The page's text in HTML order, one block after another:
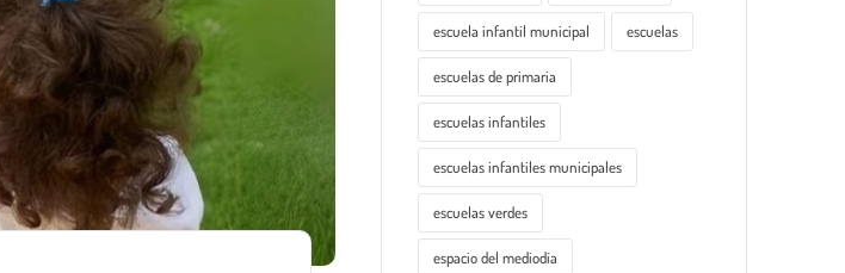
escuela infantil municipal escuelas
escuelas de primaria
escuelas infantiles
escuelas infantiles municipales
escuelas verdes
espacio del mediodía